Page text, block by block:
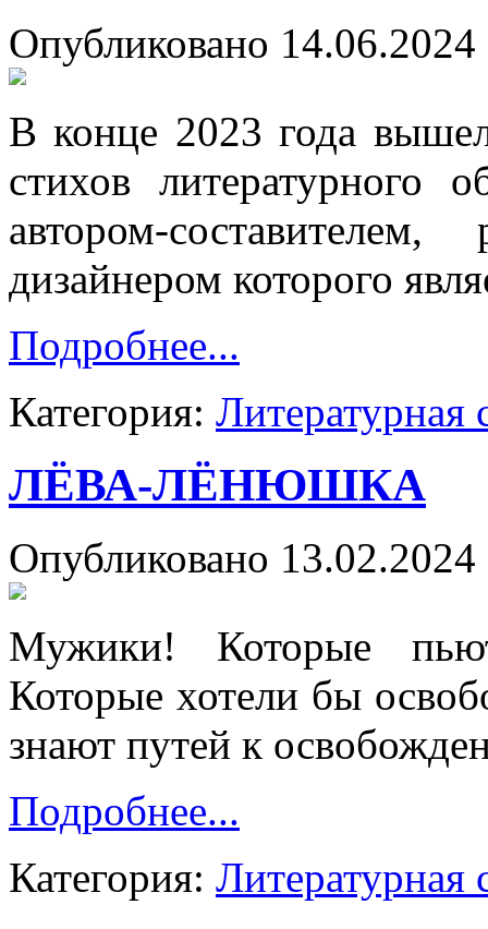
Опубликовано
В конце 2023 года
стихов литературного
автором-
дизайнером которого
Подробнее...
Категория: Литературная
ЛЁВА-ЛЁНЮШКА
Опубликовано
Мужики! Которые
Которые хотели бы
знают путей к
Подробнее...
Категория: Литературная